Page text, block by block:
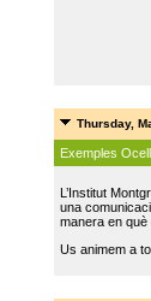
Thursday,
Exemples
L’Institut
una
manera en
Us animem a